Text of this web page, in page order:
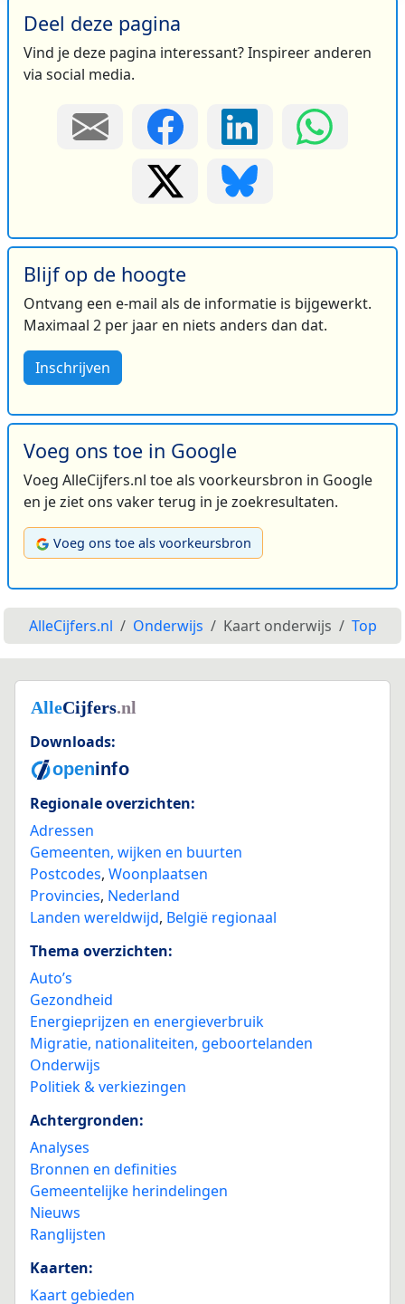
Deel deze pagina
Vind je deze pagina interessant? Inspireer anderen
via social media.
Blijf op de hoogte
Ontvang een e-mail als de informatie is bijgewerkt.
Maximaal 2 per jaar en niets anders dan dat.
Inschrijven
Voeg ons toe in Google
Voeg AlleCijfers.nl toe als voorkeursbron in Google
en je ziet ons vaker terug in je zoekresultaten.
Voeg ons toe als voorkeursbron
AlleCijfers.nl Onderwijs Kaart onderwijs Top
Downloads:
Regionale overzichten:
Adressen
Gemeenten, wijken en buurten
Postcodes, Woonplaatsen
Provincies, Nederland
Landen wereldwijd, België regionaal
Thema overzichten:
Auto’s
Gezondheid
Energieprijzen en energieverbruik
Migratie, nationaliteiten, geboortelanden
Onderwijs
Politiek & verkiezingen
Achtergronden:
Analyses
Bronnen en definities
Gemeentelijke herindelingen
Nieuws
Ranglijsten
Kaarten:
Kaart gebieden